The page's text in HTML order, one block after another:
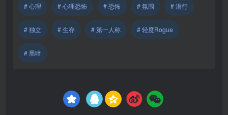
# 心理 # 心理恐怖 # 恐怖 # 氛围 # 潜行
# 独立 # 生存 # 第一人称 # 轻度Rogue
# 黑暗